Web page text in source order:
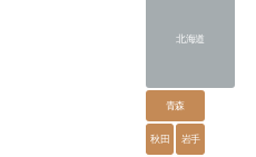
北海道
青森
秋田 岩手